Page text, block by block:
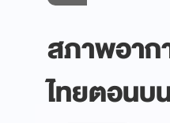
สภาพอาก
ไทยตอนบ